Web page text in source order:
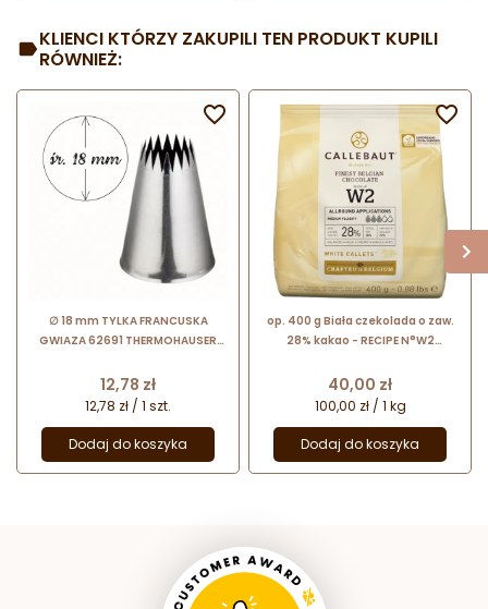
KLIENCI KTÓRZY ZAKUPILI TEN PRODUKT KUPILI
RÓWNIEŻ:
∅ 18 mm TYLKA FRANCUSKA
GWIAZA 62691 THERMOHAUSER
nierdzewnej - 18 ząbków
Cena
12,78 zł
12,78 zł / 1 szt.
Dodaj do koszyka

op. 400 g Biała czekolada o zaw.
28% kakao - RECIPE N°W2
Cena
40,00 zł
100,00 zł / 1 kg
Dodaj do koszyka
